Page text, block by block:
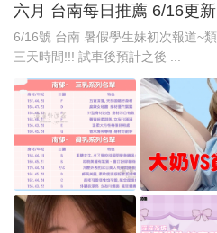
六月 台南每日推薦 6/16更新
6/16號 台南 暑假學生妹初次報道~
三天時間!!! 試車後預計之後 ...